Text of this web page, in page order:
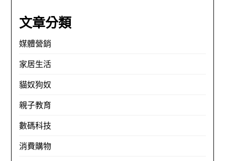
文章分類
媒體營銷
家居生活
貓奴狗奴
親子教育
數碼科技
消費購物